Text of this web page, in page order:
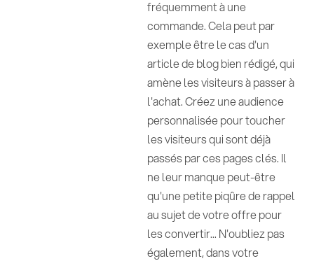
fréquemment à une
commande. Cela peut par
exemple être le cas d'un
article de blog bien rédigé, qui
amène les visiteurs à passer à
l'achat. Créez une audience
personnalisée pour toucher
les visiteurs qui sont déjà
passés par ces pages clés. Il
ne leur manque peut-être
qu'une petite piqûre de rappel
au sujet de votre offre pour
les convertir... N'oubliez pas
également, dans votre